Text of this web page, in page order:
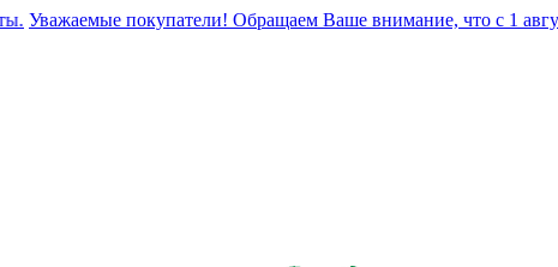
Уважаемые покупатели! Обращаем Ваше внимание, что с 1